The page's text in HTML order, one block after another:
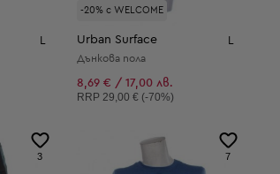
L
-20% с WELCOME
Urban Surface L
Дънкова пола
8,69 € / 17,00 лв.
Препоръчителна цена:
RRP 29,00 € (-70%)
3 7